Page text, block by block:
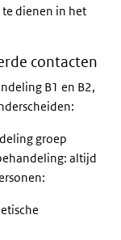
te dienen in het
contacten
B1 en B2,
link)
groep
altijd